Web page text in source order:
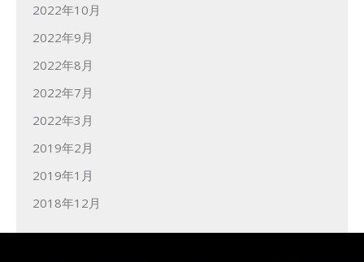
2022年10月
2022年9月
2022年8月
2022年7月
2022年3月
2019年2月
2019年1月
2018年12月